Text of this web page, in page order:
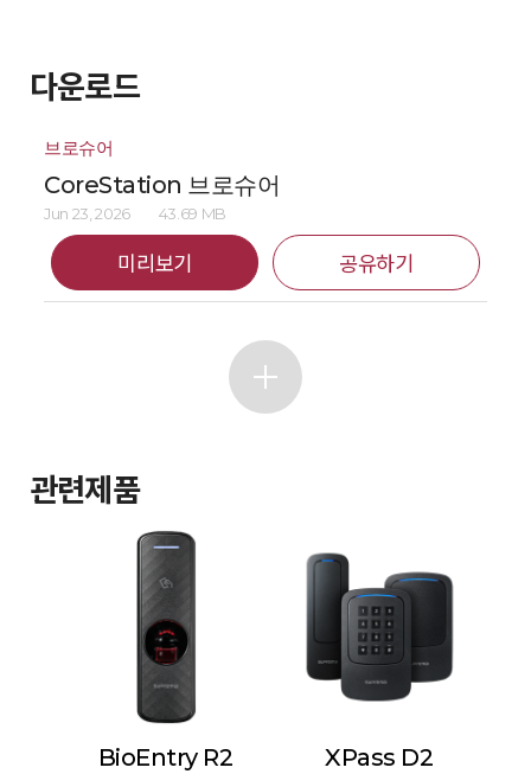
다운로드
브로슈어
CoreStation 브로슈어
Jun 23, 2026 43.69 MB
미리보기 공유하기
관련제품
BioEntry R2 XPass D2